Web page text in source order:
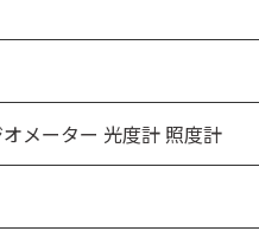
メーター 光度計 照度計